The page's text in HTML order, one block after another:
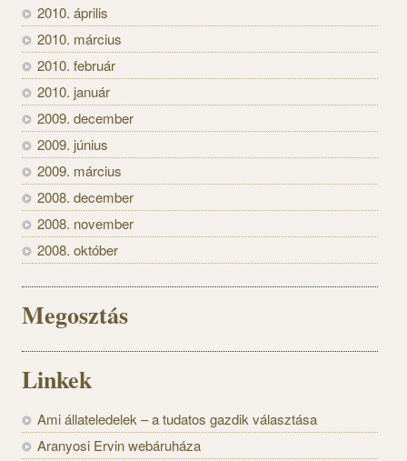
2010. április
2010. március
2010. február
2010. január
2009. december
2009. június
2009. március
2008. december
2008. november
2008. október
Megosztás
Linkek
Ami állateledelek – a tudatos gazdik választása
Aranyosi Ervin webáruháza